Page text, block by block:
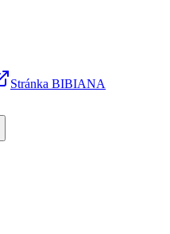
Stránka BIBIANA